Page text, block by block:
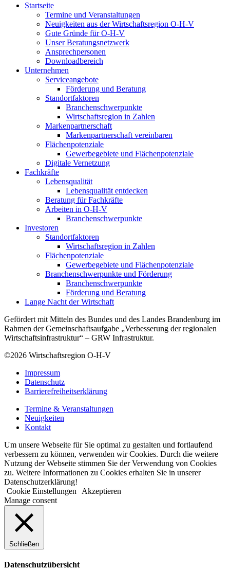
Startseite
Termine und Veranstaltungen
Neuigkeiten aus der Wirtschaftsregion O-H-V
Gute Gründe für O-H-V
Unser Beratungsnetzwerk
Ansprechpersonen
Downloadbereich
Unternehmen
Serviceangebote
Förderung und Beratung
Standortfaktoren
Branchenschwerpunkte
Wirtschaftsregion in Zahlen
Markenpartnerschaft
Markenpartnerschaft vereinbaren
Flächenpotenziale
Gewerbegebiete und Flächenpotenziale
Digitale Vernetzung
Fachkräfte
Lebensqualität
Lebensqualität entdecken
Beratung für Fachkräfte
Arbeiten in O-H-V
Branchenschwerpunkte
Investoren
Standortfaktoren
Wirtschaftsregion in Zahlen
Flächenpotenziale
Gewerbegebiete und Flächenpotenziale
Branchenschwerpunkte und Förderung
Branchenschwerpunkte
Förderung und Beratung
Lange Nacht der Wirtschaft
Gefördert mit Mitteln des Bundes und des Landes Brandenburg im
Rahmen der Gemeinschaftsaufgabe „Verbesserung der regionalen
Wirtschaftsinfrastruktur“ – GRW Infrastruktur.
©2026 Wirtschaftsregion O-H-V
Impressum
Datenschutz
Barrierefreiheitserklärung
Termine & Veranstaltungen
Neuigkeiten
Kontakt
Um unsere Webseite für Sie optimal zu gestalten und fortlaufend
verbessern zu können, verwenden wir Cookies. Durch die weitere
Nutzung der Webseite stimmen Sie der Verwendung von Cookies
zu. Weitere Informationen zu Cookies erhalten Sie in unserer
Datenschutzerklärung!
Cookie Einstellungen
Akzeptieren
Manage consent
Schließen
Datenschutzübersicht